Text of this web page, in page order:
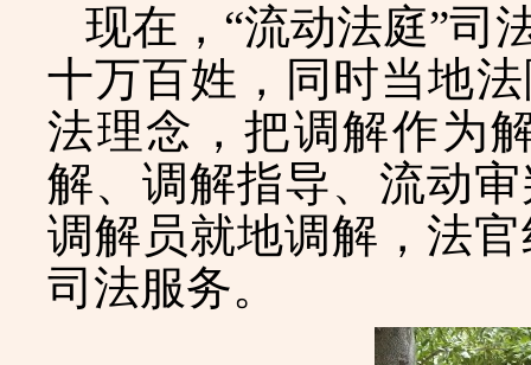
现在， “流动法庭”司
十万百姓，同时当地
法理念，把调解作为
解、调解指导、流动
调解员就地调解，法
司法服务。